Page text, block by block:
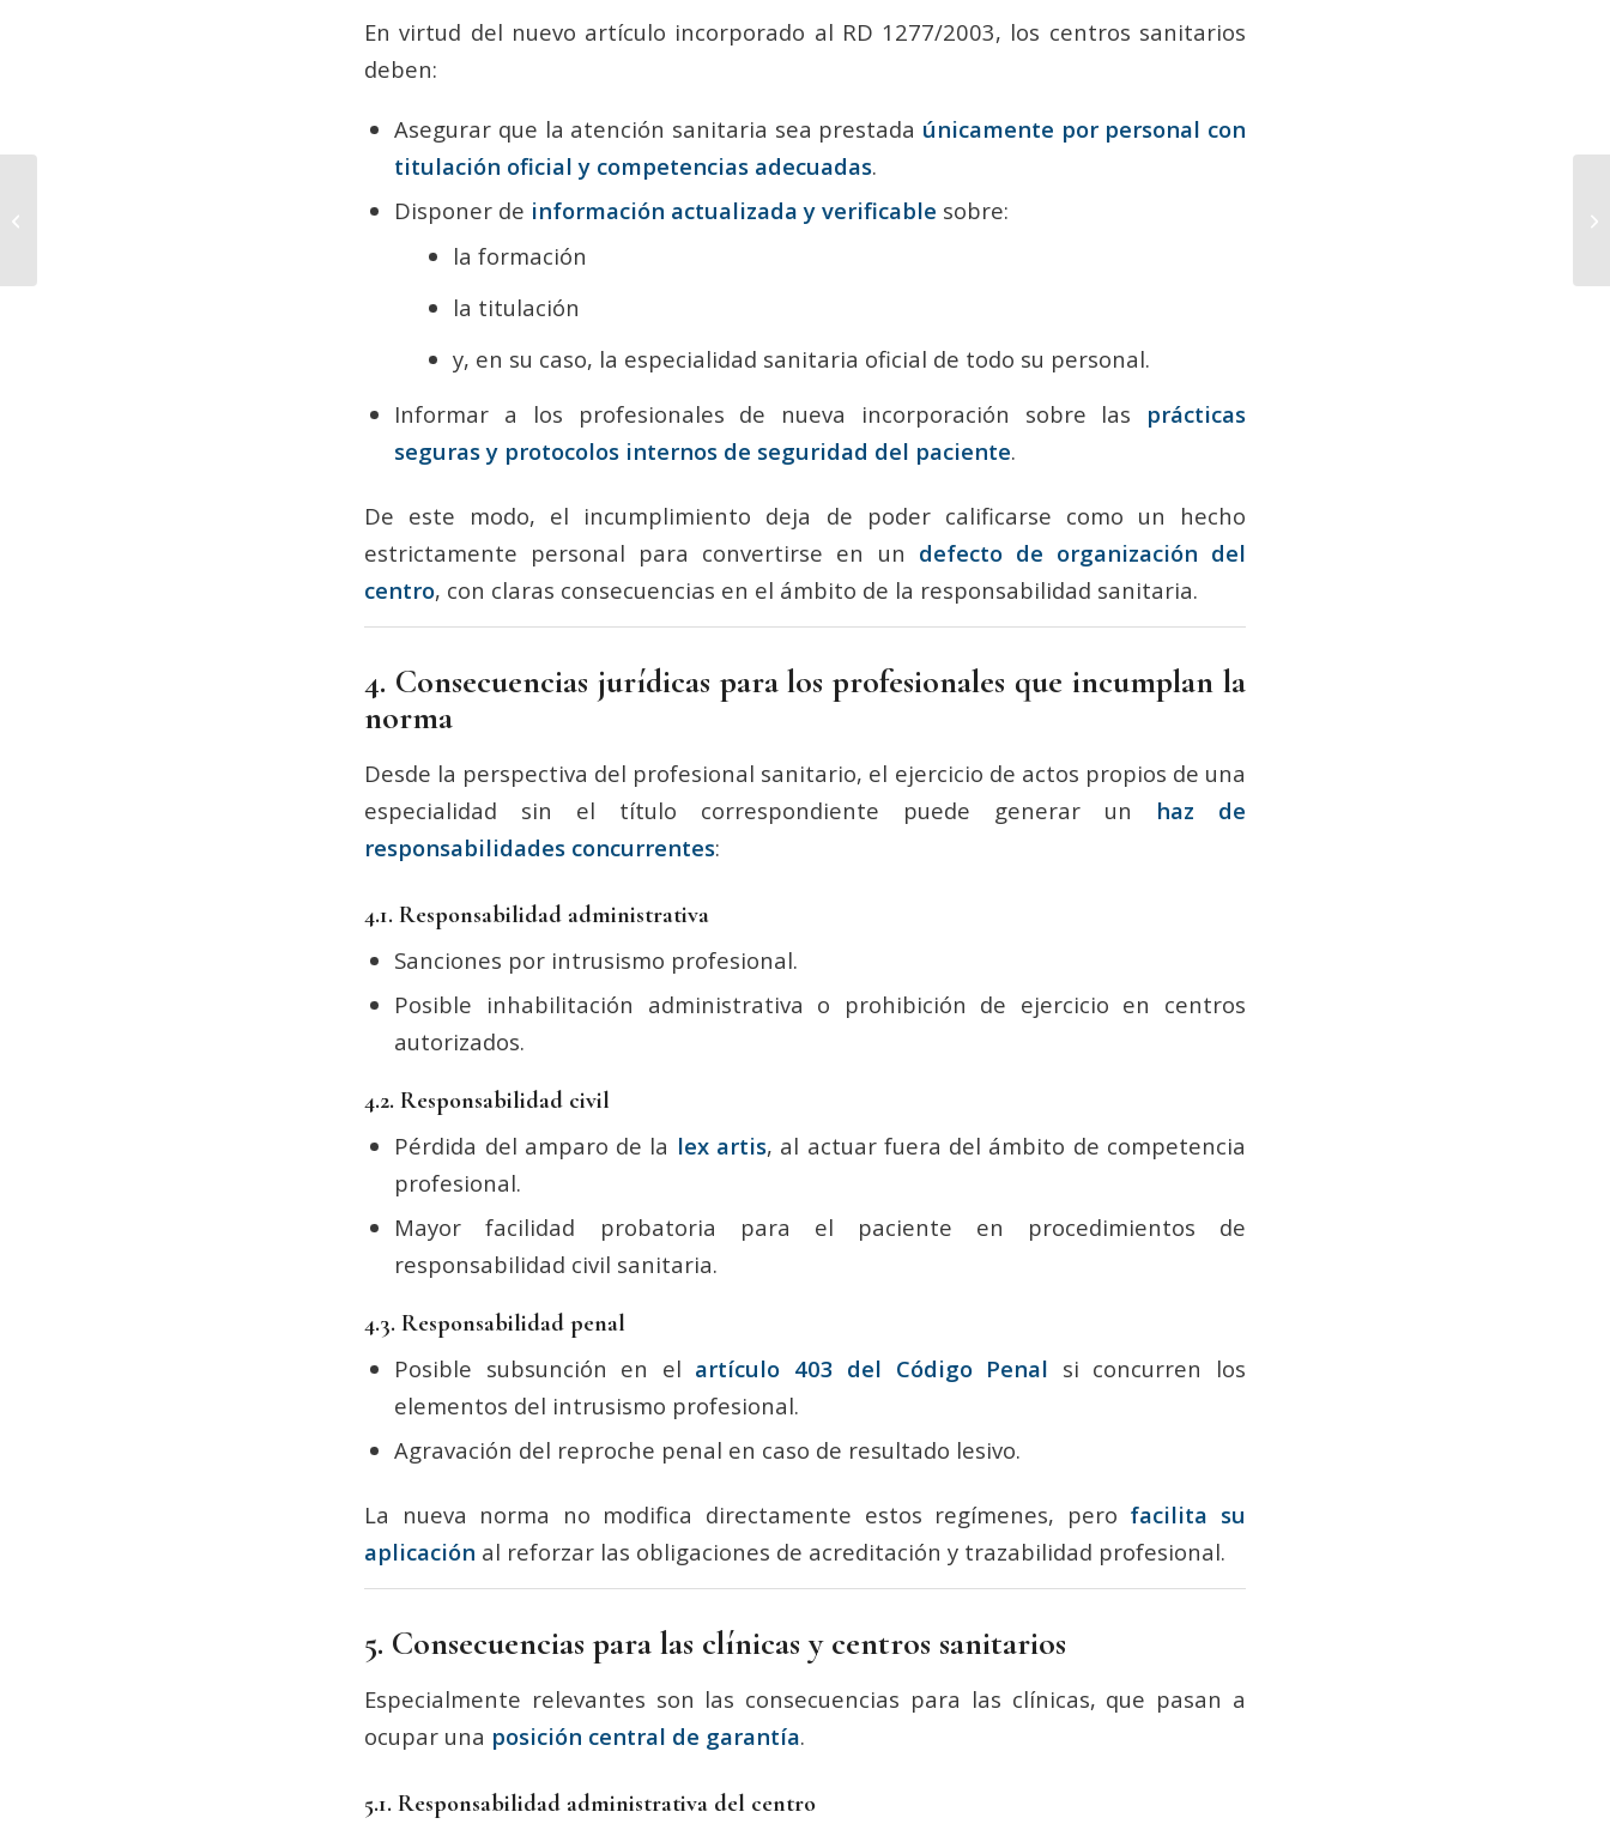
En virtud del nuevo artículo incorporado al RD 1277/2003, los centros sanitarios
deben:
Asegurar que la atención sanitaria sea prestada únicamente por personal con
titulación oficial y competencias adecuadas.
Disponer de información actualizada y verificable sobre:
la formación
la titulación
y, en su caso, la especialidad sanitaria oficial de todo su personal.
Informar a los profesionales de nueva incorporación sobre las prácticas
seguras y protocolos internos de seguridad del paciente.
De este modo, el incumplimiento deja de poder calificarse como un hecho
estrictamente personal para convertirse en un defecto de organización del
centro, con claras consecuencias en el ámbito de la responsabilidad sanitaria.
4. Consecuencias jurídicas para los profesionales que incumplan la
norma
Desde la perspectiva del profesional sanitario, el ejercicio de actos propios de una
especialidad sin el título correspondiente puede generar un haz de
responsabilidades concurrentes:
4.1. Responsabilidad administrativa
Sanciones por intrusismo profesional.
Posible inhabilitación administrativa o prohibición de ejercicio en centros
autorizados.
4.2. Responsabilidad civil
Pérdida del amparo de la lex artis, al actuar fuera del ámbito de competencia
profesional.
Mayor facilidad probatoria para el paciente en procedimientos de
responsabilidad civil sanitaria.
4.3. Responsabilidad penal
Posible subsunción en el artículo 403 del Código Penal si concurren los
elementos del intrusismo profesional.
Agravación del reproche penal en caso de resultado lesivo.
La nueva norma no modifica directamente estos regímenes, pero facilita su
aplicación al reforzar las obligaciones de acreditación y trazabilidad profesional.
5. Consecuencias para las clínicas y centros sanitarios
Especialmente relevantes son las consecuencias para las clínicas, que pasan a
ocupar una posición central de garantía.
5.1. Responsabilidad administrativa del centro